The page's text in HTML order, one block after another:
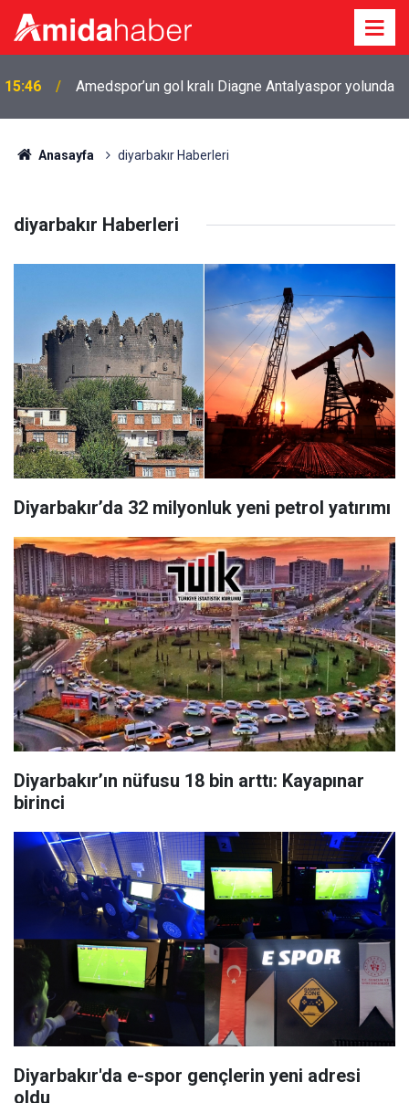
15:46 Amedspor’un gol kralı Diagne Antalyaspor yolunda
Anasayfa diyarbakır Haberleri
diyarbakır Haberleri
Diyarbakır’da 32 milyonluk yeni petrol yatırımı
Diyarbakır’ın nüfusu 18 bin arttı: Kayapınar
birinci
Diyarbakır'da e-spor gençlerin yeni adresi
oldu